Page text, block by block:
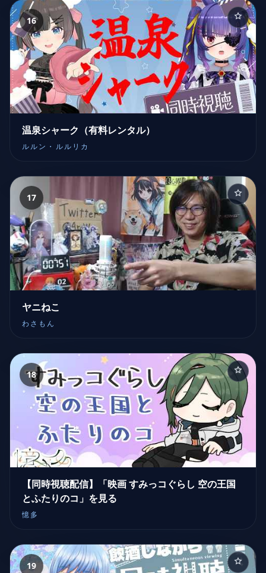
16
温泉シャーク（有料レンタル）
ルルン・ルルリカ
17
ヤニねこ
わさもん
18
【同時視聴配信】「映画 すみっコぐらし 空の王国
とふたりのコ」を見る
憶多
19